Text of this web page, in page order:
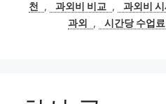
천
, 과외비 비교 , 과외비 시
과외
, 시간당 수업료